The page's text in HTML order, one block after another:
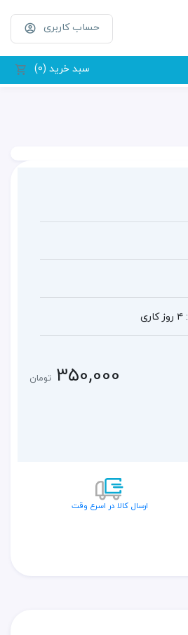
حساب کاربری
سبد خرید (0)
350,000 تومان
ارسال کالا در اسرع وقت